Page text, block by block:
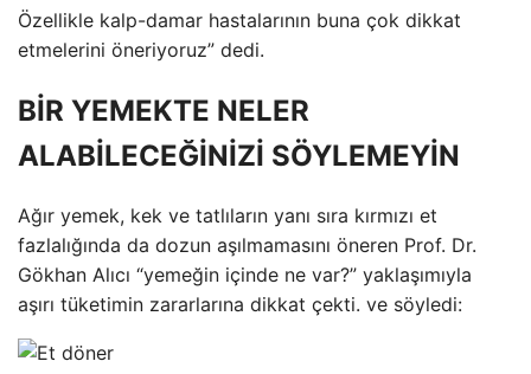
Özellikle kalp-damar hastalarının buna çok dikkat
etmelerini öneriyoruz” dedi.
BİR YEMEKTE NELER
ALABİLECEĞİNİZİ SÖYLEMEYİN
Ağır yemek, kek ve tatlıların yanı sıra kırmızı et
fazlalığında da dozun aşılmamasını öneren Prof. Dr.
Gökhan Alıcı “yemeğin içinde ne var?” yaklaşımıyla
aşırı tüketimin zararlarına dikkat çekti. ve söyledi: